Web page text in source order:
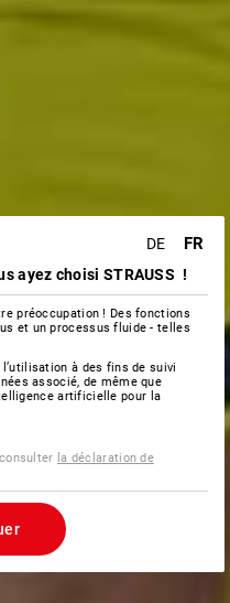
DE FR
ayez choisi STRAUSS !
préoccupation ! Des fonctions
et un processus fluide - telles
à des fins de suivi
associé, de même que
artificielle pour la
la déclaration de